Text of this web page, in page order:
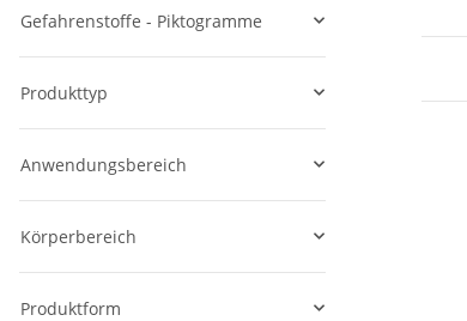
Gefahrenstoffe - Piktogramme
Produkttyp
Anwendungsbereich
Körperbereich
Produktform